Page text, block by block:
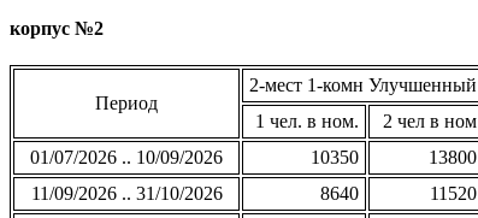
корпус №2
Период
2-мест 1-комн Улучшенный
1 чел. в ном.
2 чел в ном
01/07/2026 .. 10/09/2026
10350 13800
11/09/2026 .. 31/10/2026
8640 11520